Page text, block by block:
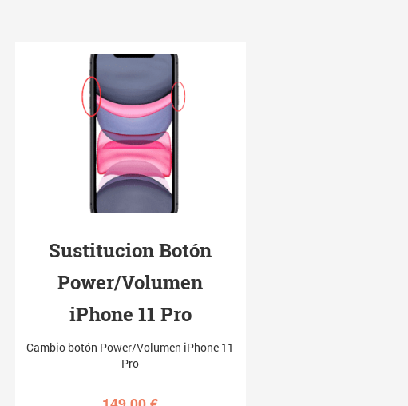
Sustitucion Botón
Power/Volumen
iPhone 11 Pro
Cambio botón Power/Volumen iPhone 11
Pro